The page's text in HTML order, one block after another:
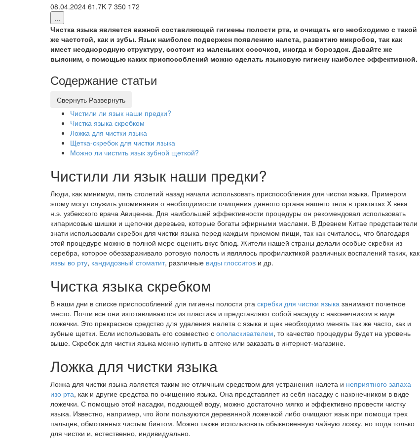
08.04.2024 61.7K 7 350 172
...
Чистка языка является важной составляющей гигиены полости рта, и очищать его необходимо с такой
же частотой, как и зубы. Язык наиболее подвержен появлению налета, развитию микробов, так как
имеет неоднородную структуру, состоит из маленьких сосочков, иногда и бороздок. Давайте же
выясним, с помощью каких приспособлений можно сделать языковую гигиену наиболее эффективной.
Содержание статьи
Свернуть Развернуть
Чистили ли язык наши предки?
Чистка языка скребком
Ложка для чистки языка
Щетка-скребок для чистки языка
Можно ли чистить язык зубной щеткой?
Чистили ли язык наши предки?
Люди, как минимум, пять столетий назад начали использовать приспособления для чистки языка. Примером
этому могут служить упоминания о необходимости очищения данного органа нашего тела в трактатах X века
н.э. узбекского врача Авиценна. Для наибольшей эффективности процедуры он рекомендовал использовать
кипарисовые шишки и щепочки деревьев, которые богаты эфирными маслами. В Древнем Китае представители
знати использовали скребок для чистки языка перед каждым приемом пищи, так как считалось, что благодаря
этой процедуре можно в полной мере оценить вкус блюд. Жители нашей страны делали особые скребки из
серебра, которое обеззараживало ротовую полость и являлось профилактикой различных воспалений таких, как
язвы во рту, кандидозный стоматит, различные виды глосситов и др.
Чистка языка скребком
В наши дни в списке приспособлений для гигиены полости рта скребки для чистки языка занимают почетное
место. Почти все они изготавливаются из пластика и представляют собой насадку с наконечником в виде
ложечки. Это прекрасное средство для удаления налета с языка и щек необходимо менять так же часто, как и
зубные щетки. Если использовать его совместно с ополаскивателем, то качество процедуры будет на уровень
выше. Скребок для чистки языка можно купить в аптеке или заказать в интернет-магазине.
Ложка для чистки языка
Ложка для чистки языка является таким же отличным средством для устранения налета и неприятного запаха
изо рта, как и другие средства по очищению языка. Она представляет из себя насадку с наконечником в виде
ложечки. С помощью этой насадки, подающей воду, можно достаточно мягко и эффективно провести чистку
языка. Известно, например, что йоги пользуются деревянной ложечкой либо очищают язык при помощи трех
пальцев, обмотанных чистым бинтом. Можно также использовать обыкновенную чайную ложку, но тогда только
для чистки и, естественно, индивидуально.